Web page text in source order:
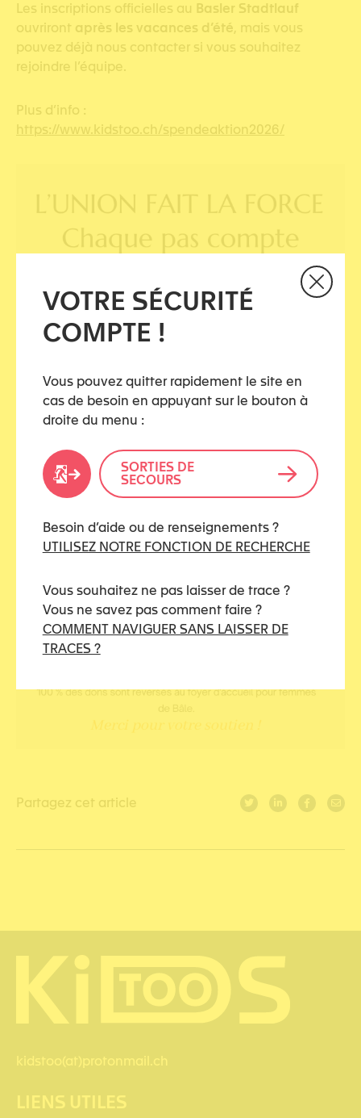
VOTRE SÉCURITÉ
COMPTE !
Vous pouvez quitter rapidement le site en
cas de besoin en appuyant sur le bouton à
droite du menu :
SORTIES DE
SECOURS
Besoin d’aide ou de renseignements ?
UTILISEZ NOTRE FONCTION DE RECHERCHE
Vous souhaitez ne pas laisser de trace ?
Vous ne savez pas comment faire ?
COMMENT NAVIGUER SANS LAISSER DE
TRACES ?
Les inscriptions officielles au Basler Stadtlauf
ouvriront après les vacances d’été, mais vous
pouvez déjà nous contacter si vous souhaitez
rejoindre l’équipe.
Plus d’info :
https://www.kidstoo.ch/spendeaktion2026/
Partagez cet article
kidstoo(at)protonmail.ch
LIENS UTILES